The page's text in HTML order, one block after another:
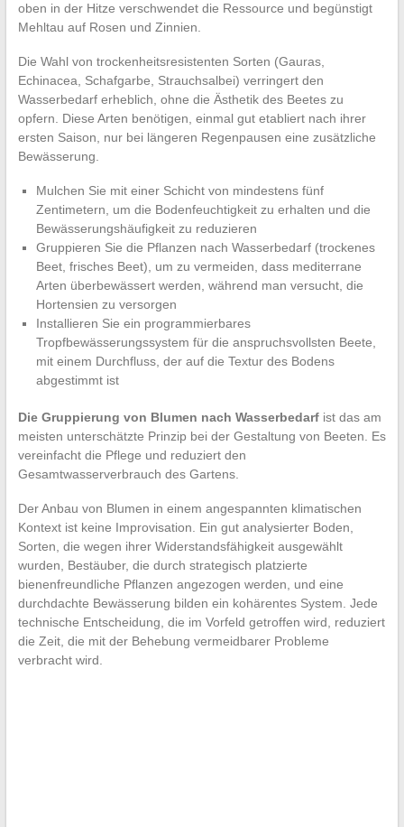
oben in der Hitze verschwendet die Ressource und begünstigt
Mehltau auf Rosen und Zinnien.
Die Wahl von trockenheitsresistenten Sorten (Gauras,
Echinacea, Schafgarbe, Strauchsalbei) verringert den
Wasserbedarf erheblich, ohne die Ästhetik des Beetes zu
opfern. Diese Arten benötigen, einmal gut etabliert nach ihrer
ersten Saison, nur bei längeren Regenpausen eine zusätzliche
Bewässerung.
Mulchen Sie mit einer Schicht von mindestens fünf
Zentimetern, um die Bodenfeuchtigkeit zu erhalten und die
Bewässerungshäufigkeit zu reduzieren
Gruppieren Sie die Pflanzen nach Wasserbedarf (trockenes
Beet, frisches Beet), um zu vermeiden, dass mediterrane
Arten überbewässert werden, während man versucht, die
Hortensien zu versorgen
Installieren Sie ein programmierbares
Tropfbewässerungssystem für die anspruchsvollsten Beete,
mit einem Durchfluss, der auf die Textur des Bodens
abgestimmt ist
Die Gruppierung von Blumen nach Wasserbedarfist das am
meisten unterschätzte Prinzip bei der Gestaltung von Beeten. Es
vereinfacht die Pflege und reduziert den
Gesamtwasserverbrauch des Gartens.
Der Anbau von Blumen in einem angespannten klimatischen
Kontext ist keine Improvisation. Ein gut analysierter Boden,
Sorten, die wegen ihrer Widerstandsfähigkeit ausgewählt
wurden, Bestäuber, die durch strategisch platzierte
bienenfreundliche Pflanzen angezogen werden, und eine
durchdachte Bewässerung bilden ein kohärentes System. Jede
technische Entscheidung, die im Vorfeld getroffen wird, reduziert
die Zeit, die mit der Behebung vermeidbarer Probleme
verbracht wird.